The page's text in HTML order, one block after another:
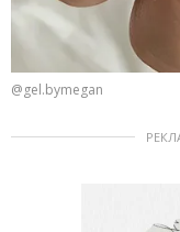
@gel.bymegan